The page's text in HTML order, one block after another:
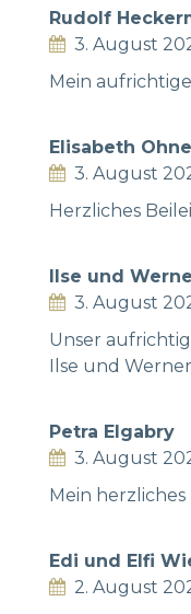
Rudolf
3. August
Mein
Elisabeth
3. August
Herzliches
Ilse und
3. August
Unser
Ilse und
Petra Elgabry
3. August
Mein herzliches
Edi und Elfi
2. August